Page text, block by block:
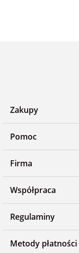
Zakupy
Pomoc
Firma
Współpraca
Regulaminy
Metody płatności